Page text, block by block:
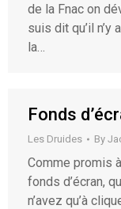
de la Fnac on
suis dit qu’il
la…
Fonds
Les Druides By
Comme promis
fonds d’écran,
n’avez qu’à